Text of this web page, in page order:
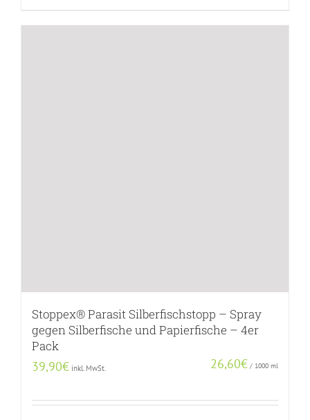
Stoppex® Parasit Silberfischstopp – Spray
gegen Silberfische und Papierfische – 4er
Pack
39,90€ inkl. MwSt. 26,60€ / 1000 ml